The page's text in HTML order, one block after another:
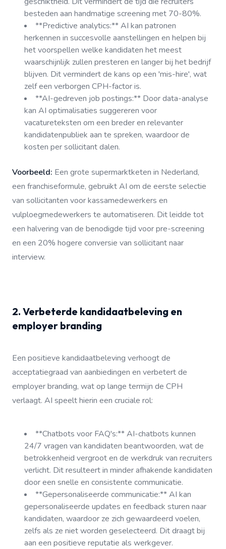
besteden aan handmatige screening met 70-80%.
**Predictive analytics:** AI kan patronen
herkennen in succesvolle aanstellingen en helpen bij
het voorspellen welke kandidaten het meest
waarschijnlijk zullen presteren en langer bij het bedrijf
blijven. Dit vermindert de kans op een 'mis-hire', wat
zelf een verborgen CPH-factor is.
**AI-gedreven job postings:** Door data-analyse
kan AI optimalisaties suggereren voor
vacatureteksten om een breder en relevanter
kandidatenpubliek aan te spreken, waardoor de
kosten per sollicitant dalen.
Voorbeeld: Een grote supermarktketen in Nederland,
een franchiseformule, gebruikt AI om de eerste selectie
van sollicitanten voor kassamedewerkers en
vulploegmedewerkers te automatiseren. Dit leidde tot
een halvering van de benodigde tijd voor pre-screening
en een 20% hogere conversie van sollicitant naar
interview.
2. Verbeterde kandidaatbeleving en
employer branding
Een positieve kandidaatbeleving verhoogt de
acceptatiegraad van aanbiedingen en verbetert de
employer branding, wat op lange termijn de CPH
verlaagt. AI speelt hierin een cruciale rol:
**Chatbots voor FAQ's:** AI-chatbots kunnen
24/7 vragen van kandidaten beantwoorden, wat de
betrokkenheid vergroot en de werkdruk van recruiters
verlicht. Dit resulteert in minder afhakende kandidaten
door een snelle en consistente communicatie.
**Gepersonaliseerde communicatie:** AI kan
gepersonaliseerde updates en feedback sturen naar
kandidaten, waardoor ze zich gewaardeerd voelen,
zelfs als ze niet worden geselecteerd. Dit draagt bij
aan een positieve reputatie als werkgever.